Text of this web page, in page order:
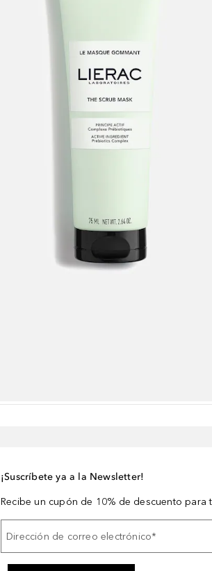
¡Suscríbete ya a la Newsletter!
Recibe un cupón de 10% de descuento para
Dirección de correo electrónico*